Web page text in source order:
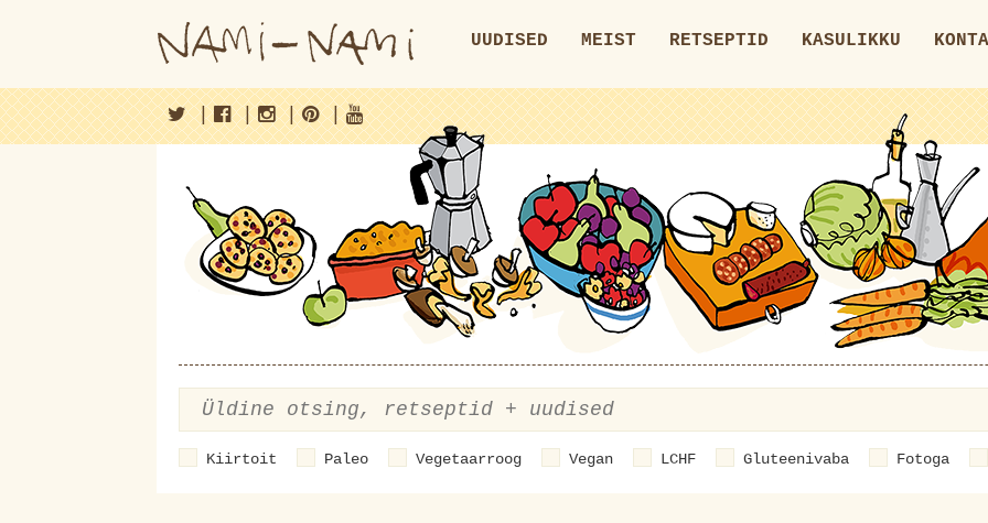
UUDISED MEIST RETSEPTID KASULIKKU
| | | |
Kiirtoit Paleo Vegetaarroog Vegan LCHF Gluteenivaba Fotoga